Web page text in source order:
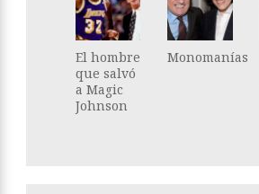
El hombre
que salvó
a Magic
Johnson
Monomanías